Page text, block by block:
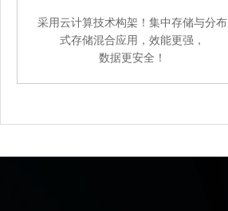
采用云计算技术构架！集中存储与分布
式存储混合应用，效能更强，
数据更安全！